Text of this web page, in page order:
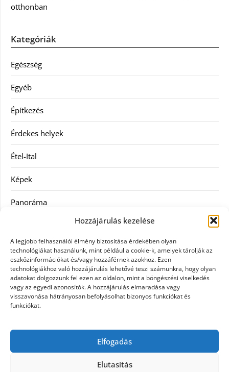
Hozzájárulás kezelése
A legjobb felhasználói élmény biztosítása érdekében olyan
technológiákat használunk, mint például a cookie-k, amelyek tárolják az
eszközinformációkat és/vagy hozzáférnek azokhoz. Ezen
technológiákhoz való hozzájárulás lehetővé teszi számunkra, hogy olyan
adatokat dolgozzunk fel ezen az oldalon, mint a böngészési viselkedés
vagy az egyedi azonosítók. A hozzájárulás elmaradása vagy
visszavonása hátrányosan befolyásolhat bizonyos funkciókat és
funkciókat.
Elfogadás
Elutasítás
otthonban
Kategóriák
Egészség
Egyéb
Építkezés
Érdekes helyek
Étel-Ital
Képek
Panoráma
Szolgáltatás
Vásárlás
Webáruházak
gin árak